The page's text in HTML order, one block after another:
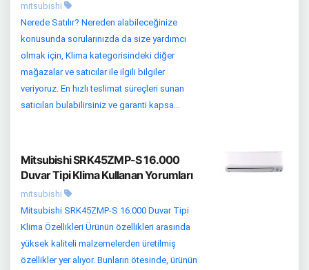
mitsubishi
Nerede Satılır? Nereden alabileceğinize
konusunda sorularınızda da size yardımcı
olmak için, Klima kategorisindeki diğer
mağazalar ve satıcılar ile ilgili bilgiler
veriyoruz. En hızlı teslimat süreçleri sunan
satıcıları bulabilirsiniz ve garanti kapsa...
Mitsubishi SRK45ZMP-S 16.000
Duvar Tipi Klima Kullanan Yorumları
mitsubishi
Mitsubishi SRK45ZMP-S 16.000 Duvar Tipi
Klima Özellikleri Ürünün özellikleri arasında
yüksek kaliteli malzemelerden üretilmiş
özellikler yer alıyor. Bunların ötesinde, ürünün